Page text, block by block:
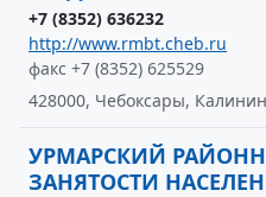
+7 (8352) 636232
http://www.rmbt.cheb.ru
факс +7 (8352) 625529
428000, Чебоксары,
УРМАРСКИЙ
ЗАНЯТОСТИ